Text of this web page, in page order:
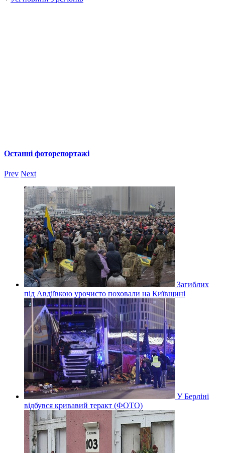
Останні фоторепортажі
Prev Next
Загиблих
під Авдіївкою урочисто поховали на Київщині
У Берліні
відбувся кривавий теракт (ФОТО)